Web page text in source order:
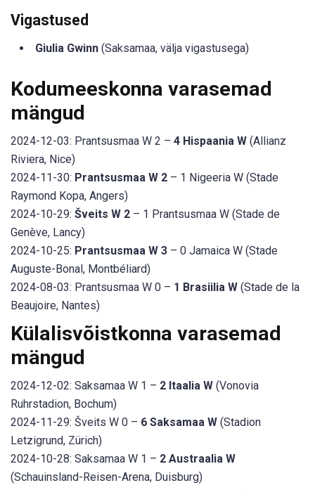
Vigastused
Giulia Gwinn (Saksamaa, välja vigastusega)
Kodumeeskonna varasemad
mängud
2024-12-03: Prantsusmaa W 2 – 4 Hispaania W (Allianz
Riviera, Nice)
2024-11-30: Prantsusmaa W 2 – 1 Nigeeria W (Stade
Raymond Kopa, Angers)
2024-10-29: Šveits W 2 – 1 Prantsusmaa W (Stade de
Genève, Lancy)
2024-10-25: Prantsusmaa W 3 – 0 Jamaica W (Stade
Auguste-Bonal, Montbéliard)
2024-08-03: Prantsusmaa W 0 – 1 Brasiilia W (Stade de la
Beaujoire, Nantes)
Külalisvõistkonna varasemad
mängud
2024-12-02: Saksamaa W 1 – 2 Itaalia W (Vonovia
Ruhrstadion, Bochum)
2024-11-29: Šveits W 0 – 6 Saksamaa W (Stadion
Letzigrund, Zürich)
2024-10-28: Saksamaa W 1 – 2 Austraalia W
(Schauinsland-Reisen-Arena, Duisburg)